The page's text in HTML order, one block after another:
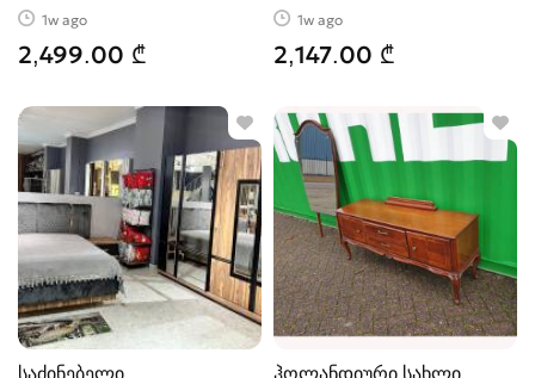
1w ago
2,499.00 ₾
1w ago
2,147.00 ₾
საძინებელი ჰოლანდიური სახლი